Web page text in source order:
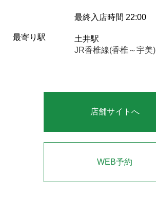
最終入店時間 22:00
最寄り駅
土井駅
JR香椎線(香椎～宇美)
店舗サイトへ
WEB予約